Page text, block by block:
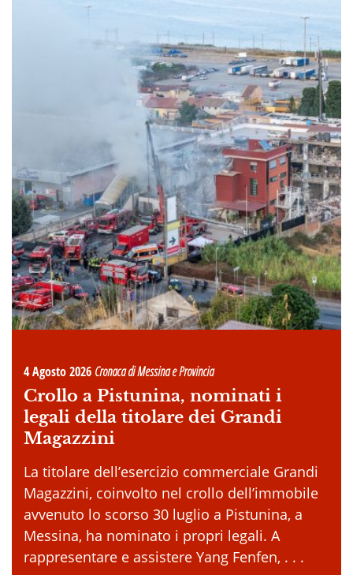
4 Agosto 2026 Cronaca di Messina e Provincia
Crollo a Pistunina, nominati i
legali della titolare dei Grandi
Magazzini
La titolare dell’esercizio commerciale Grandi
Magazzini, coinvolto nel crollo dell’immobile
avvenuto lo scorso 30 luglio a Pistunina, a
Messina, ha nominato i propri legali. A
rappresentare e assistere Yang Fenfen, . . .